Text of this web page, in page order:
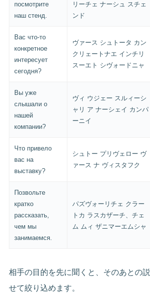
посмотрите
наш стенд.
リーチェ ナーシュ スチェ
ンド
Вас что-то
конкретное
интересует
сегодня?
ヴァース シュトータ カン
クリェートナエ インチリ
スーエト シヴォードニャ
Вы уже
слышали о
нашей
компании?
ヴィ ウジェー スルィーシ
ャリ ア ナーシェイ カンパ
ーニイ
Что привело
вас на
выставку?
シュトー プリヴェロー ヴ
ァース ナ ヴィスタフク
Позвольте
кратко
рассказать,
чем мы
занимаемся.
パズヴォーリチェ クラー
トカ ラスカザーチ、チェ
ム ムィ ザニマーエムシャ
相手の目的を先に聞くと、そのあとの
せて絞り込めます。